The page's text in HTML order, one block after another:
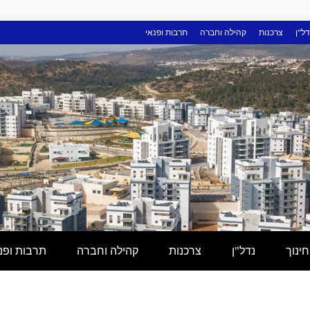
צרכנות קהילה וחברה תרבות ופנאי
חינוך נדל"ן צרכנות קהילה וחברה תרבות